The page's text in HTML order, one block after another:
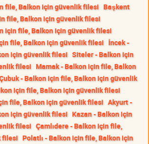
file, Balkon için güvenlik filesi Başkent
file, Balkon için güvenlik filesi
için file, Balkon için güvenlik filesi
file, Balkon için güvenlik filesi İncek -
için güvenlik filesi Siteler - Balkon için
filesi Mamak - Balkon için file, Balkon
- Balkon için file, Balkon için güvenlik
için file, Balkon için güvenlik filesi
file, Balkon için güvenlik filesi Akyurt -
için güvenlik filesi Kazan - Balkon için
filesi Çamlıdere - Balkon için file,
filesi Polatlı - Balkon için file, Balkon için